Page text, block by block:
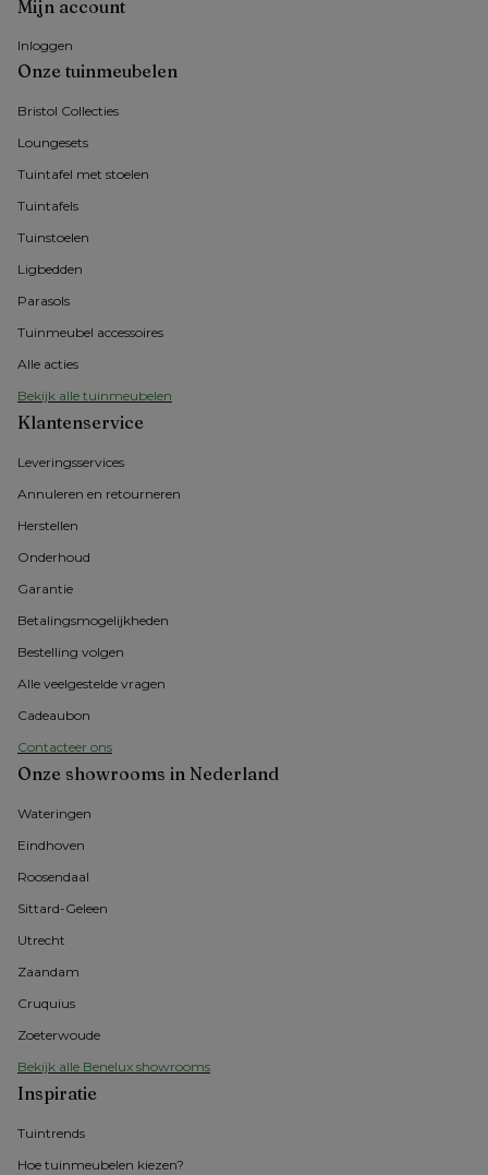
Onze tuinmeubelen
Bristol Collecties
Loungesets
Tuintafel met stoelen
Tuintafels
Tuinstoelen
Ligbedden
Parasols
Tuinmeubel accessoires
Alle acties
Bekijk alle tuinmeubelen
Klantenservice
Leveringsservices
Annuleren en retourneren
Herstellen
Onderhoud
Garantie
Betalingsmogelijkheden
Bestelling volgen
Alle veelgestelde vragen
Cadeaubon
Contacteer ons
Onze showrooms in Nederland
Wateringen
Eindhoven
Roosendaal
Sittard-Geleen
Utrecht
Zaandam
Cruquius
Zoeterwoude
Bekijk alle Benelux showrooms
Inspiratie
Tuintrends
Hoe tuinmeubelen kiezen?
Mijn account
Inloggen